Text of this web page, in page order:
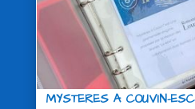
MYSTERES A COUVIN-